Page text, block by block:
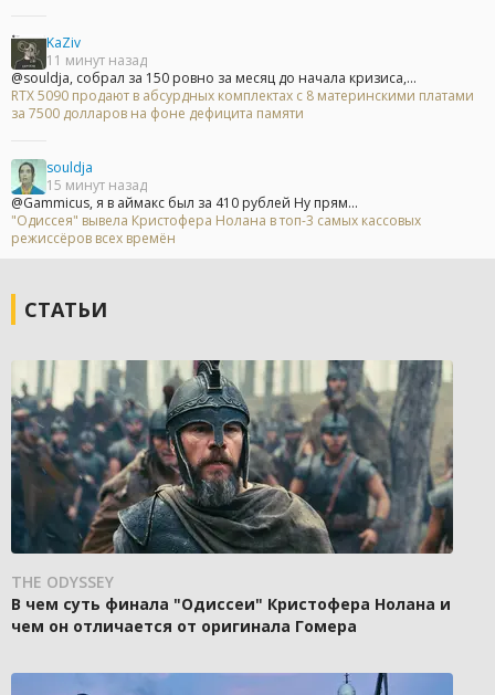
KaZiv
11 минут назад
@souldja, собрал за 150 ровно за месяц до начала кризиса,...
RTX 5090 продают в абсурдных комплектах с 8 материнскими платами
за 7500 долларов на фоне дефицита памяти
souldja
15 минут назад
@Gammicus, я в аймакс был за 410 рублей Ну прям...
"Одиссея" вывела Кристофера Нолана в топ-3 самых кассовых
режиссёров всех времён
СТАТЬИ
THE ODYSSEY
В чем суть финала "Одиссеи" Кристофера Нолана и
чем он отличается от оригинала Гомера